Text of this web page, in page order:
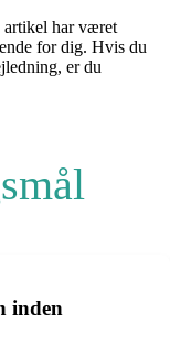
artikel har været
for dig. Hvis du
er du
inden